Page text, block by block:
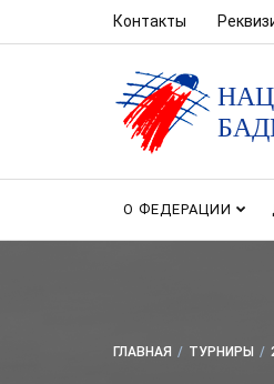
Контакты
О ФЕДЕРАЦИИ
ГЛАВНАЯ / ТУРНИРЫ /